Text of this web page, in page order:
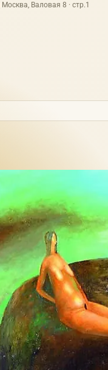
Москва, Валовая 8 · стр.1